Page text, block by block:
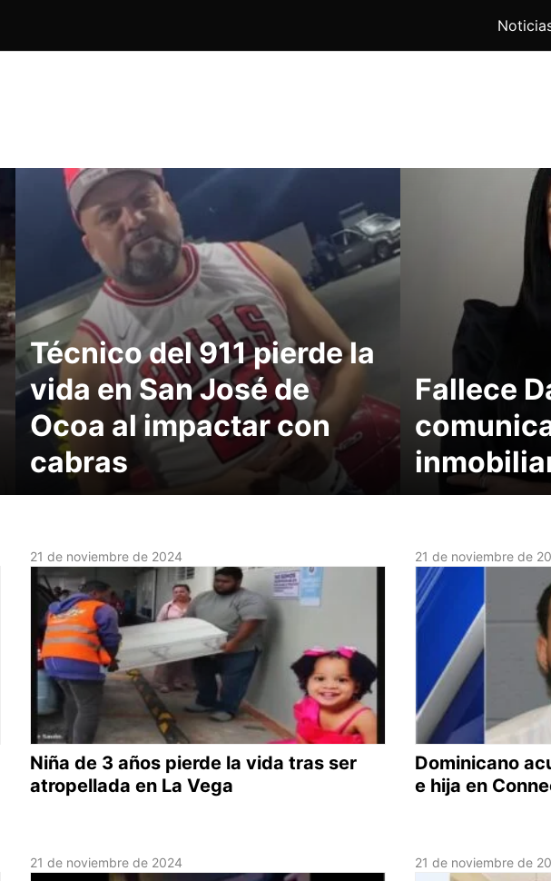
Técnico del 911 pierde la
vida en San José de
Ocoa al impactar con
cabras
Fallece
21 de noviembre de 2024
Niña de 3 años pierde la vida tras ser
atropellada en La Vega
21 de noviembre de
Dominicano
e hija en
21 de noviembre de 2024 21 de noviembre de